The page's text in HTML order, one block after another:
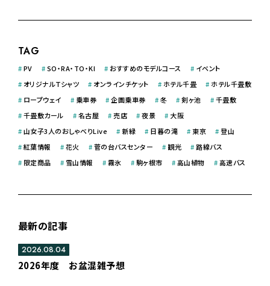
TAG
#PV #SO・RA・TO・KI #おすすめのモデルコース # イベント
# オリジナルＴシャツ # オンラインチケット # ホテル千畳 # ホテル千畳敷
# ロープウェイ # 乗車券 #企画乗車券 #冬 #剣ヶ池 #千畳敷
#千畳敷カール #名古屋 #売店 #夜景 # 大阪
#山女子3人のおしゃべりLive # 新緑 # 日暮の滝 #東京 #登山
#紅葉情報 #花火 #菅の台バスセンター # 観光 # 路線バス
# 限定商品 # 雪山情報 #霧氷 #駒ヶ根市 #高山植物 #高速バス
最新の記事
2026年度 お盆混雑予想
2026.08.04